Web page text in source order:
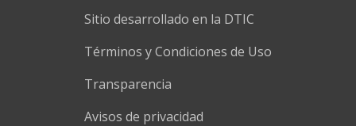
Sitio desarrollado en la DTIC
Términos y Condiciones de Uso
Transparencia
Avisos de privacidad